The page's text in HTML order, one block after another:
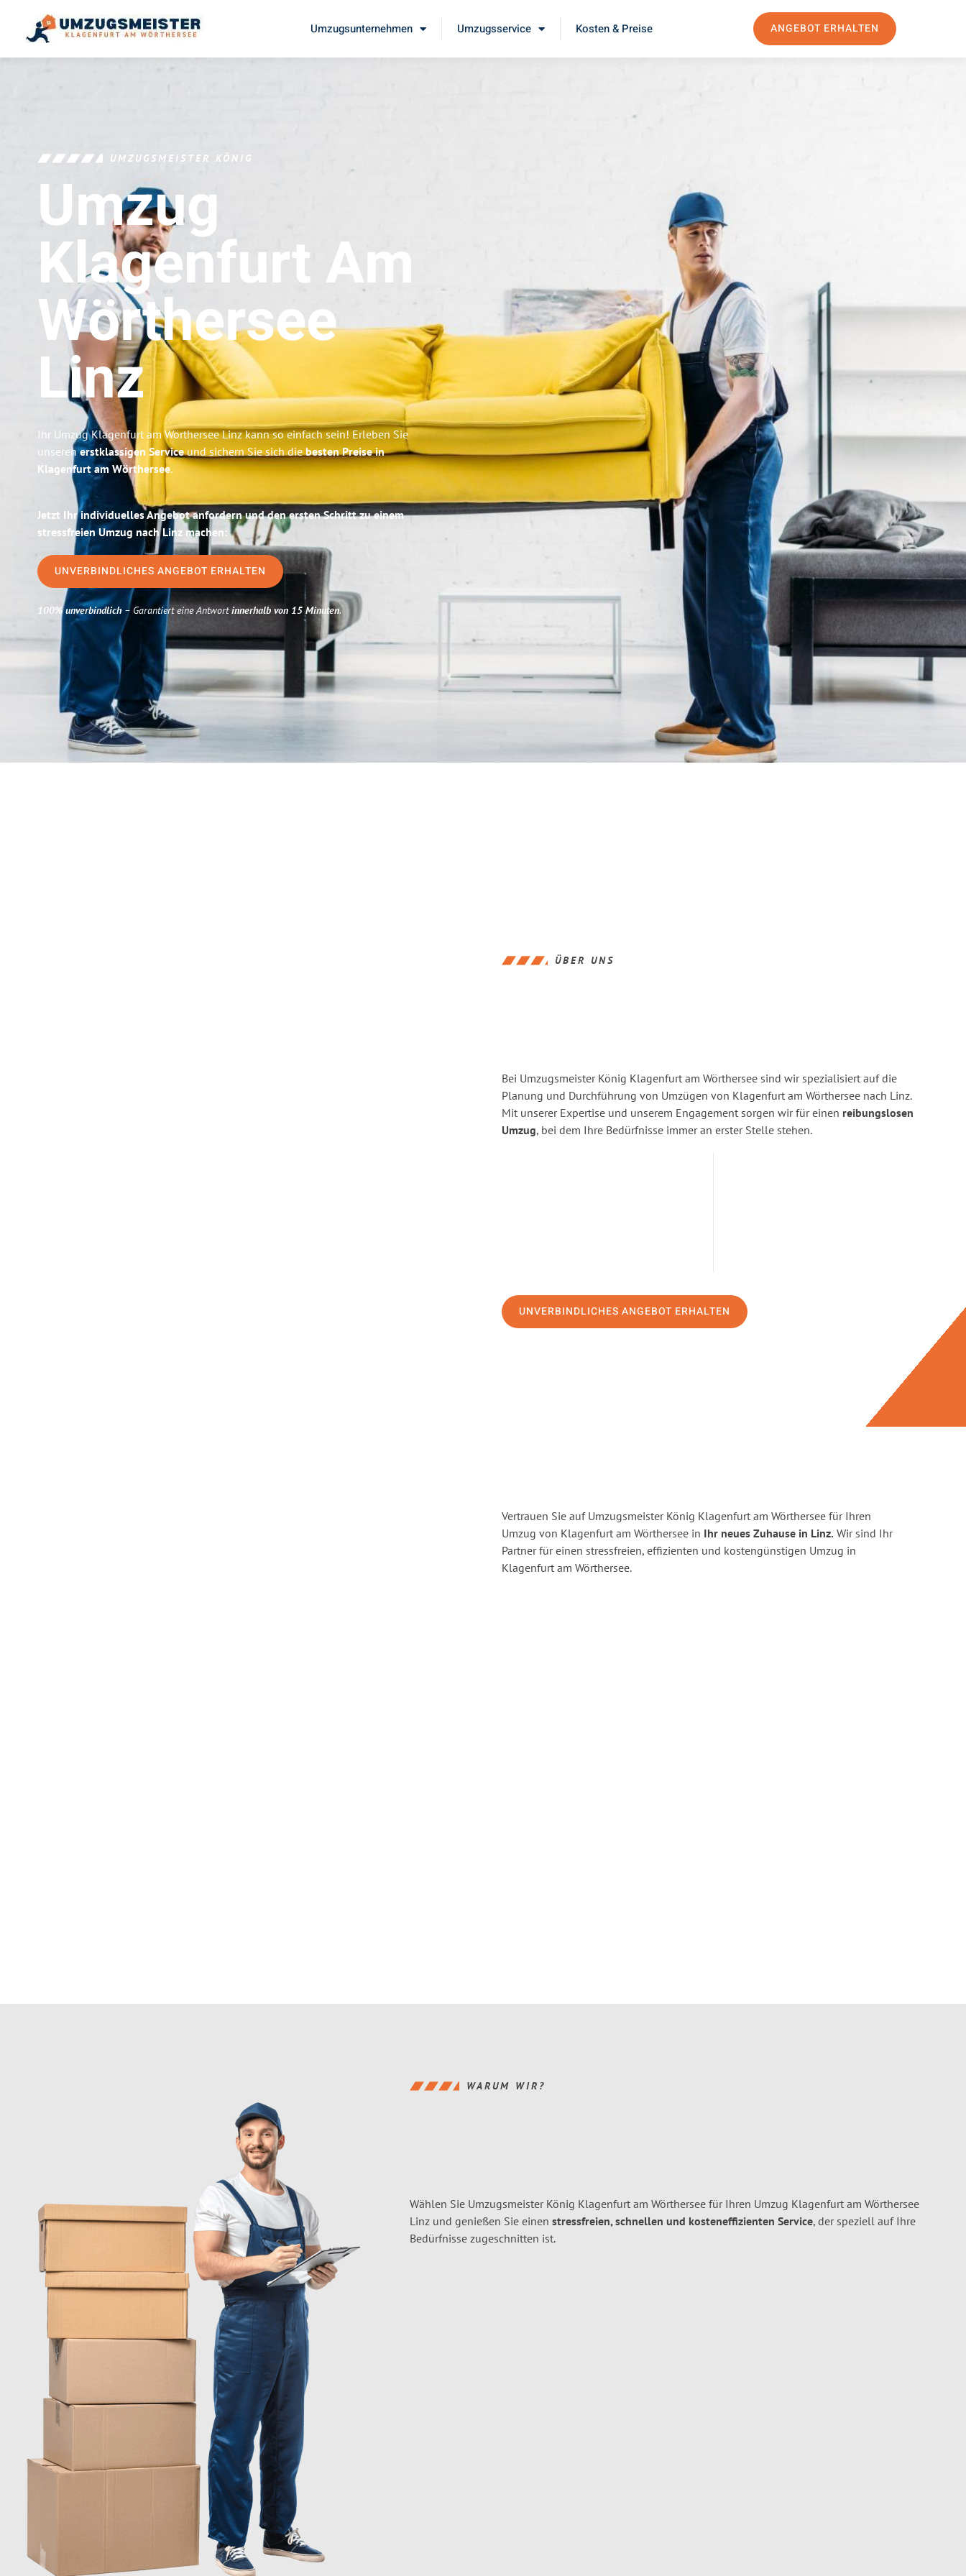
Umzugsunternehmen Umzugsservice Kosten & Preise ANGEBOT ERHALTEN
UMZUGSMEISTER KÖNIG
Umzug
Klagenfurt Am
Wörthersee
Linz
Ihr Umzug Klagenfurt am Wörthersee Linz kann so einfach sein! Erleben Sie
unserenerstklassigen Serviceund sichern Sie sich diebesten Preise in
Klagenfurt am Wörthersee.
Jetzt Ihr individuelles Angebot anfordern und den ersten Schritt zu einem
stressfreien Umzug nach Linz machen:
UNVERBINDLICHES ANGEBOT ERHALTEN
100% unverbindlich– Garantiert eine Antwortinnerhalb von 15 Minuten.
ÜBER UNS
Bei Umzugsmeister König Klagenfurt am Wörthersee sind wir spezialisiert auf die
Planung und Durchführung von Umzügen von Klagenfurt am Wörthersee nach Linz.
Mit unserer Expertise und unserem Engagement sorgen wir für einen reibungslosen
Umzug, bei dem Ihre Bedürfnisse immer an erster Stelle stehen.
UNVERBINDLICHES ANGEBOT ERHALTEN
Vertrauen Sie auf Umzugsmeister König Klagenfurt am Wörthersee für Ihren
Umzug von Klagenfurt am Wörthersee in Ihr neues Zuhause in Linz. Wir sind Ihr
Partner für einen stressfreien, effizienten und kostengünstigen Umzug in
Klagenfurt am Wörthersee.
WARUM WIR?
Wählen Sie Umzugsmeister König Klagenfurt am Wörthersee für Ihren Umzug Klagenfurt am Wörthersee
Linz und genießen Sie einen stressfreien, schnellen und kosteneffizienten Service, der speziell auf Ihre
Bedürfnisse zugeschnitten ist.